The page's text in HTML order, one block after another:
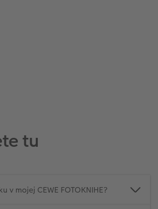
tu
mojej CEWE FOTOKNIHE?